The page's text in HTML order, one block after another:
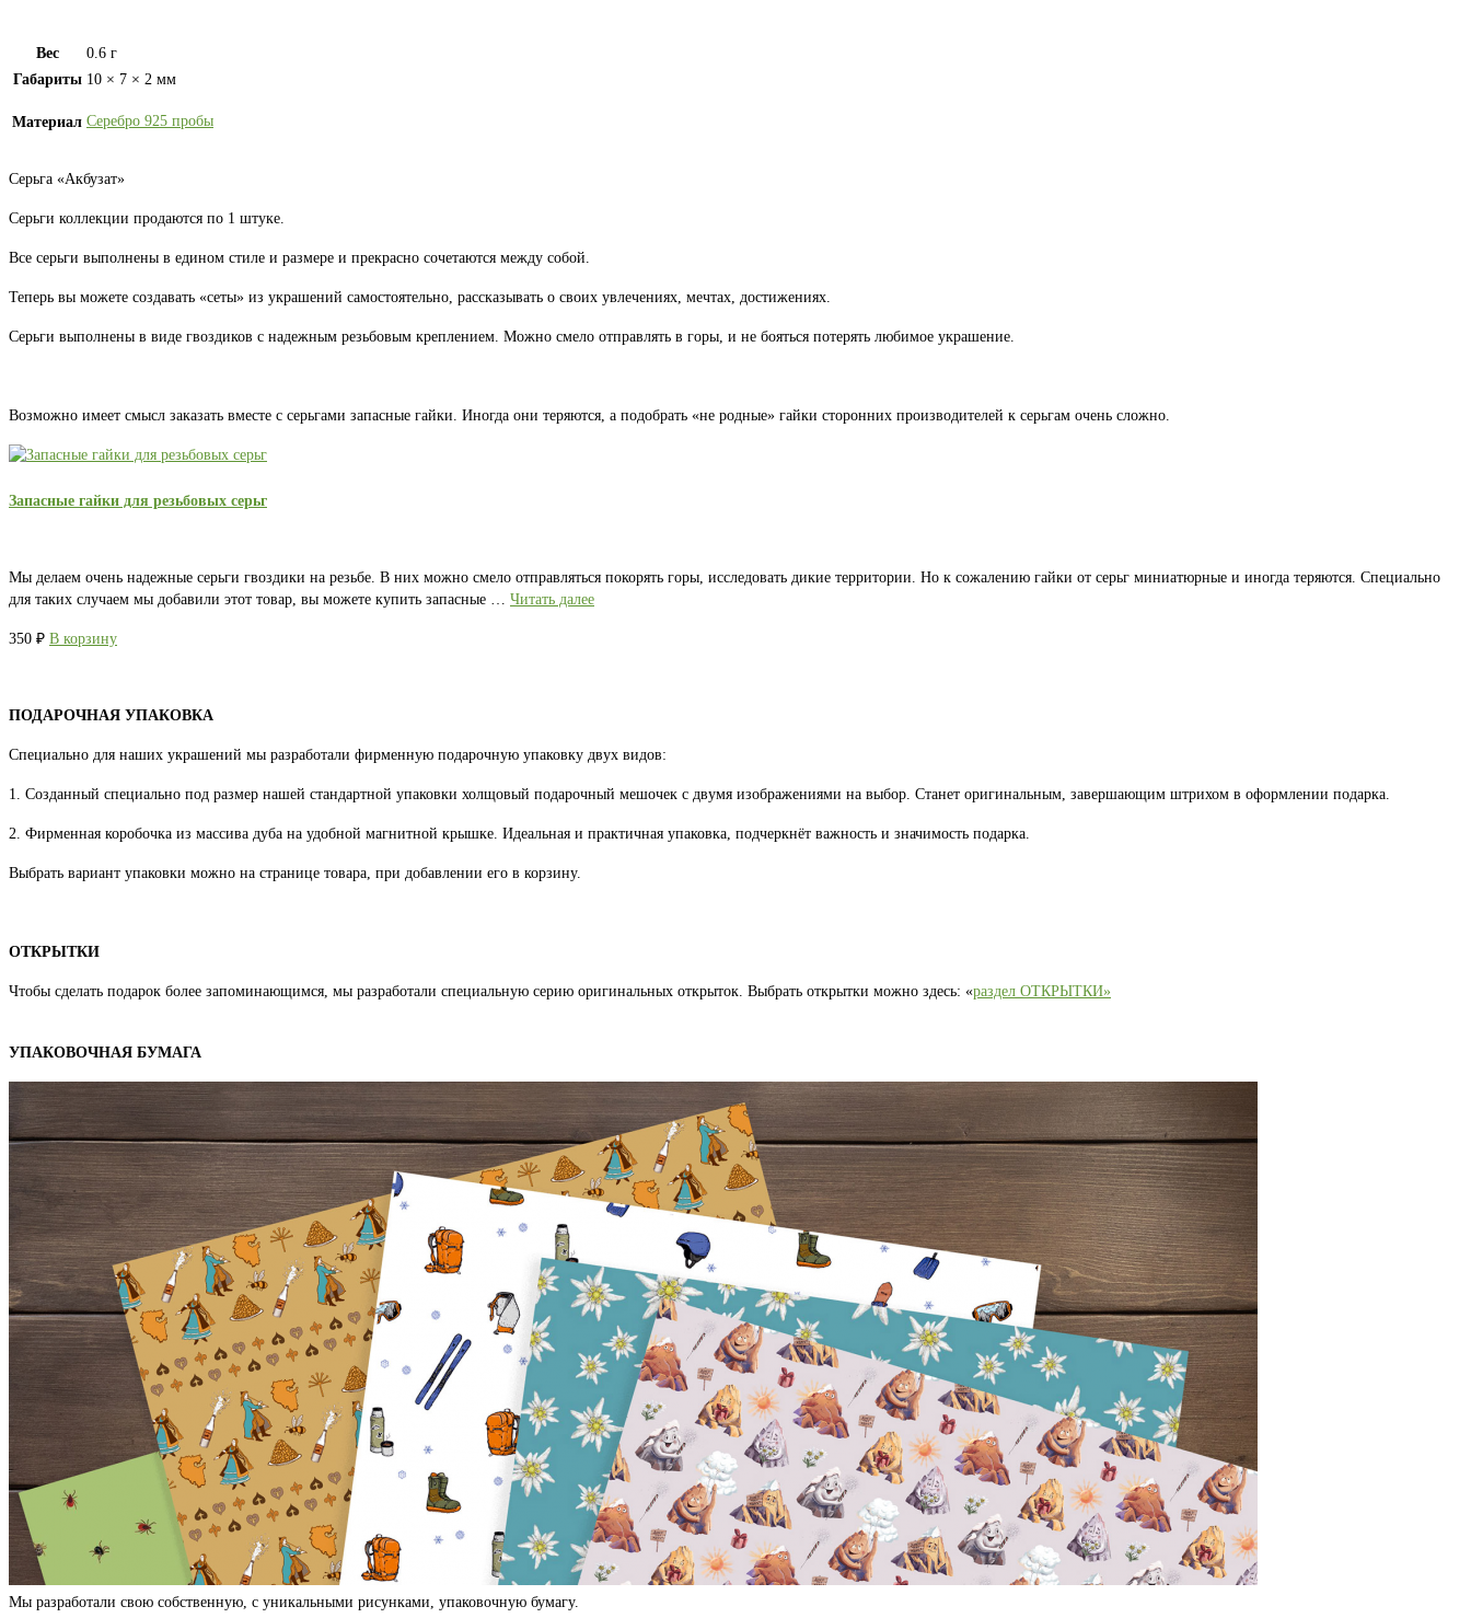
Вес
0.6 г
Габариты 10 × 7 × 2 мм
Материал Серебро 925 пробы
Серьга «Акбузат»
Серьги коллекции продаются по 1 штуке.
Все серьги выполнены в едином стиле и размере и прекрасно сочетаются между собой.
Теперь вы можете создавать «сеты» из украшений самостоятельно, рассказывать о своих увлечениях, мечтах, достижениях.
Серьги выполнены в виде гвоздиков с надежным резьбовым креплением. Можно смело отправлять в горы, и не бояться потерять любимое украшение.
Возможно имеет смысл заказать вместе с серьгами запасные гайки. Иногда они теряются, а подобрать «не родные» гайки сторонних производителей к серьгам очень сложно.
Запасные гайки для резьбовых серьг
Мы делаем очень надежные серьги гвоздики на резьбе. В них можно смело отправляться покорять горы, исследовать дикие территории. Но к сожалению гайки от серьг миниатюрные и иногда теряются. Специально
для таких случаем мы добавили этот товар, вы можете купить запасные … Читать далее
350 ₽ В корзину
ПОДАРОЧНАЯ УПАКОВКА
Специально для наших украшений мы разработали фирменную подарочную упаковку двух видов:
1. Созданный специально под размер нашей стандартной упаковки холщовый подарочный мешочек с двумя изображениями на выбор. Станет оригинальным, завершающим штрихом в оформлении подарка.
2. Фирменная коробочка из массива дуба на удобной магнитной крышке. Идеальная и практичная упаковка, подчеркнёт важность и значимость подарка.
Выбрать вариант упаковки можно на странице товара, при добавлении его в корзину.
ОТКРЫТКИ
Чтобы сделать подарок более запоминающимся, мы разработали специальную серию оригинальных открыток. Выбрать открытки можно здесь: «раздел ОТКРЫТКИ»
УПАКОВОЧНАЯ БУМАГА
Мы разработали свою собственную, с уникальными рисунками, упаковочную бумагу.